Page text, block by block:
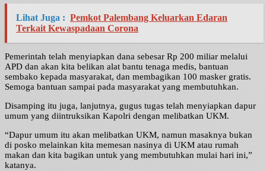
Lihat Juga : Pemkot Palembang Keluarkan Edaran
Terkait Kewaspadaan Corona
Pemerintah telah menyiapkan dana sebesar Rp 200 miliar melalui
APD dan akan kita belikan alat bantu tenaga medis, bantuan
sembako kepada masyarakat, dan membagikan 100 masker gratis.
Semoga bantuan sampai pada masyarakat yang membutuhkan.
Disamping itu juga, lanjutnya, gugus tugas telah menyiapkan dapur
umum yang diintruksikan Kapolri dengan melibatkan UKM.
“Dapur umum itu akan melibatkan UKM, namun masaknya bukan
di posko melainkan kita memesan nasinya di UKM atau rumah
makan dan kita bagikan untuk yang membutuhkan mulai hari ini,”
katanya.